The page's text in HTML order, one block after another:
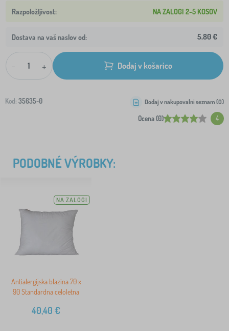
NA ZALOGI 2-5 KOSOV
Dostava na vaš naslov od: 5,80 €
- + Dodaj v košarico
Kod: 35635-0
Ocena (0) 4
Dodaj v nakupovalni seznam (0)
PODOBNÉ VÝROBKY:
NA ZALOGI
Antialergijska blazina 70 x
90 Standardna celoletna
40,40 €